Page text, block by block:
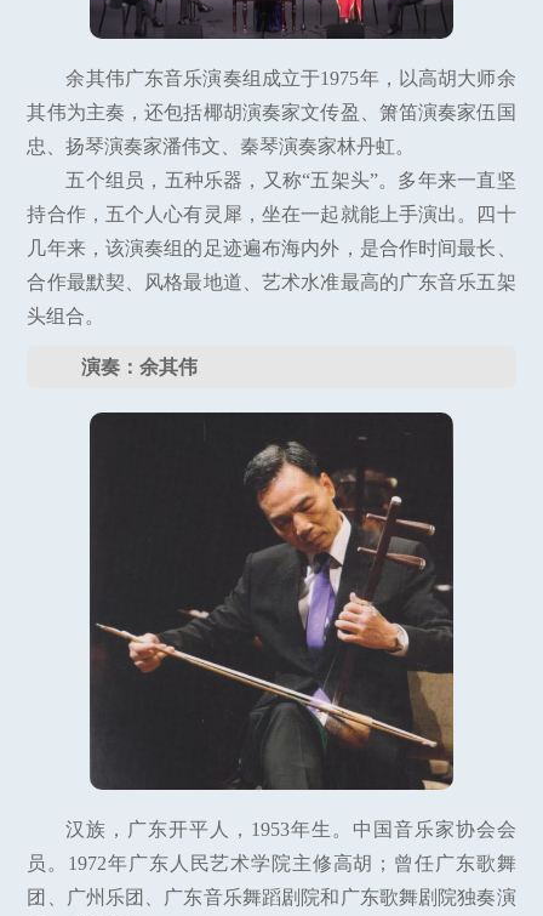
余其伟广东音乐演奏组成立于1975年，以高胡大师余
其伟为主奏，还包括椰胡演奏家文传盈、箫笛演奏家伍国
忠、扬琴演奏家潘伟文、秦琴演奏家林丹虹。
五个组员，五种乐器，又称“五架头”。多年来一直坚
持合作，五个人心有灵犀，坐在一起就能上手演出。四十
几年来，该演奏组的足迹遍布海内外，是合作时间最长、
合作最默契、风格最地道、艺术水准最高的广东音乐五架
头组合。
演奏：余其伟
汉族，广东开平人，1953年生。中国音乐家协会会
员。1972年广东人民艺术学院主修高胡；曾任广东歌舞
团、广州乐团、广东音乐舞蹈剧院和广东歌舞剧院独奏演